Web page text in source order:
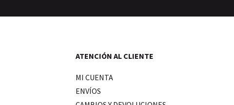
ATENCIÓN AL CLIENTE
MI CUENTA
ENVÍOS